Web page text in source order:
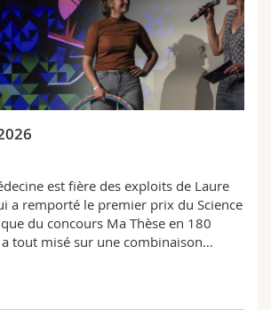
est fière des exploits de Laure
a remporté le premier prix du Science
du concours Ma Thèse en 180
a tout misé sur une combinaison…